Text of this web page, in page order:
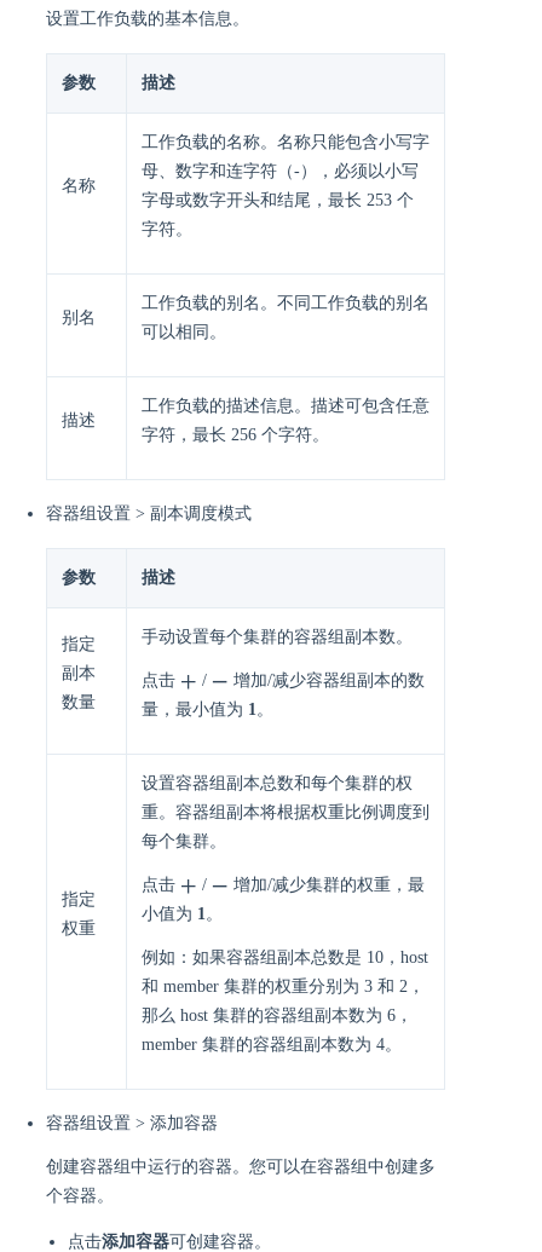
设置工作负载的基本信息。
参数 描述
名称
工作负载的名称。名称只能包含小写字
母、数字和连字符（-），必须以小写
字母或数字开头和结尾，最长 253 个
字符。
别名
工作负载的别名。不同工作负载的别名
可以相同。
描述
工作负载的描述信息。描述可包含任意
字符，最长 256 个字符。
容器组设置 > 副本调度模式
参数 描述
指定
副本
数量
手动设置每个集群的容器组副本数。
点击 /
增加/减少容器组副本的数
量，最小值为 1。
指定
权重
设置容器组副本总数和每个集群的权
重。容器组副本将根据权重比例调度到
每个集群。
点击 /
增加/减少集群的权重，最
小值为 1。
例如：如果容器组副本总数是 10，host
和 member 集群的权重分别为 3 和 2，
那么 host 集群的容器组副本数为 6，
member 集群的容器组副本数为 4。
容器组设置 > 添加容器
创建容器组中运行的容器。您可以在容器组中创建多
个容器。
点击添加容器可创建容器。